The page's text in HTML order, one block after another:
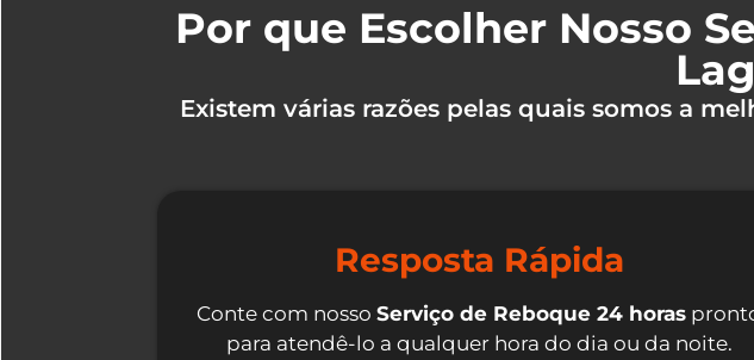
Por que Escolher Nosso
Existem várias razões pelas quais somos a
Resposta Rápida
Conte com nosso Serviço de Reboque 24 horas
para atendê-lo a qualquer hora do dia ou da noite.